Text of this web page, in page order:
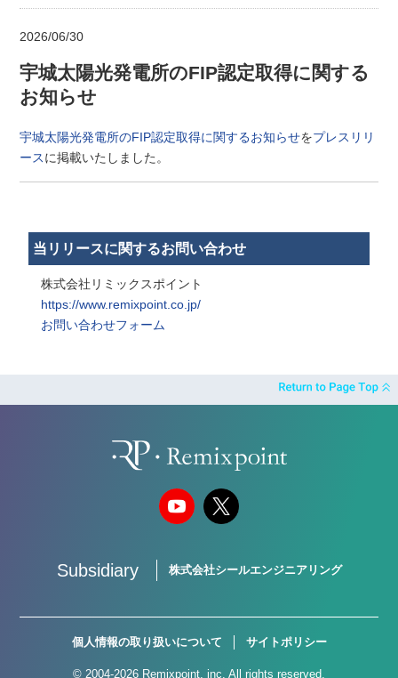
2026/06/30
宇城太陽光発電所のFIP認定取得に関する
お知らせ
宇城太陽光発電所のFIP認定取得に関するお知らせをプレスリリ
ースに掲載いたしました。
当リリースに関するお問い合わせ
株式会社リミックスポイント
https://www.remixpoint.co.jp/
お問い合わせフォーム
Subsidiary 株式会社シールエンジニアリング
個人情報の取り扱いについて サイトポリシー
© 2004-2026 Remixpoint, inc. All rights reserved.